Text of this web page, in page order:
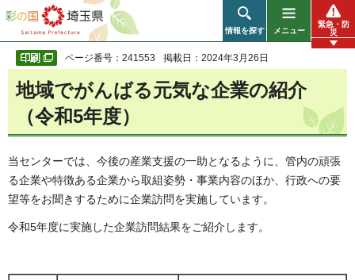
彩の国 埼玉県
情報を探す メニュー
緊急・防
災
ページ番号：241553 掲載日：2024年3月26日
地域でがんばる元気な企業の紹介
（令和5年度）
当センターでは、今後の産業支援の一助となるように、管内の頑張
る企業や特徴ある企業から取組姿勢・事業内容のほか、行政への要
望等をお聞きするために企業訪問を実施しています。
令和5年度に実施した企業訪問結果をご紹介します。